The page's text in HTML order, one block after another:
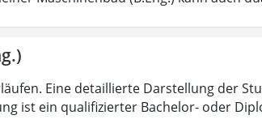
Eine detaillierte Darstellung der
ist ein qualifizierter Bachelor- oder